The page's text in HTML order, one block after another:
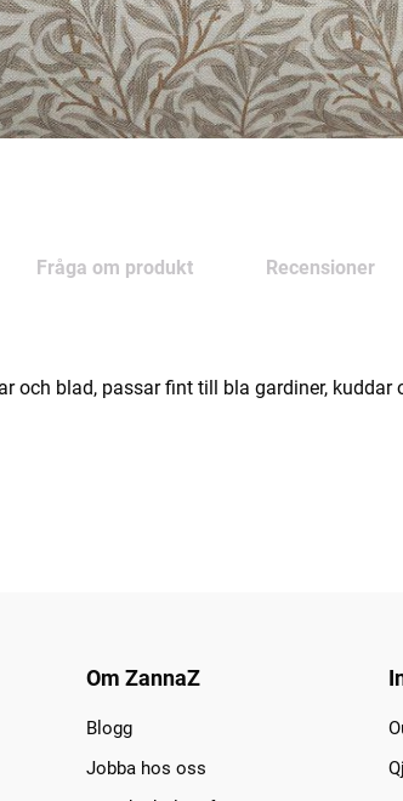
Fråga om produkt Recensioner
och blad, passar fint till bla gardiner, kuddar
Om ZannaZ
Blogg
Jobba hos oss